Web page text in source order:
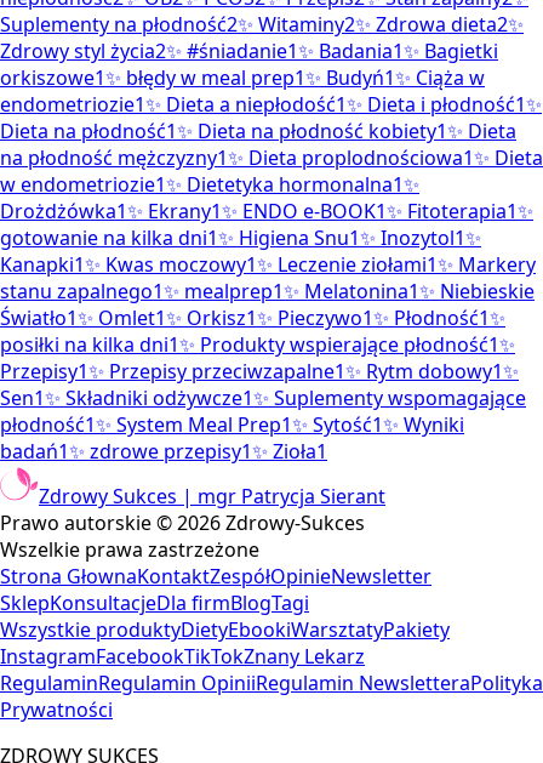
Suplementy na płodność2✨ Witaminy2✨ Zdrowa dieta2✨
Zdrowy styl życia2✨ #śniadanie1✨ Badania1✨ Bagietki
orkiszowe1✨ błędy w meal prep1✨ Budyń1✨ Ciąża w
endometriozie1✨ Dieta a niepłodość1✨ Dieta i płodność1✨
Dieta na płodność1✨ Dieta na płodność kobiety1✨ Dieta
na płodność mężczyzny1✨ Dieta proplodnościowa1✨ Dieta
w endometriozie1✨ Dietetyka hormonalna1✨
Drożdżówka1✨ Ekrany1✨ ENDO e-BOOK1✨ Fitoterapia1✨
gotowanie na kilka dni1✨ Higiena Snu1✨ Inozytol1✨
Kanapki1✨ Kwas moczowy1✨ Leczenie ziołami1✨ Markery
stanu zapalnego1✨ mealprep1✨ Melatonina1✨ Niebieskie
Światło1✨ Omlet1✨ Orkisz1✨ Pieczywo1✨ Płodność1✨
posiłki na kilka dni1✨ Produkty wspierające płodność1✨
Przepisy1✨ Przepisy przeciwzapalne1✨ Rytm dobowy1✨
Sen1✨ Składniki odżywcze1✨ Suplementy wspomagające
płodność1✨ System Meal Prep1✨ Sytość1✨ Wyniki
badań1✨ zdrowe przepisy1✨ Zioła1
Zdrowy Sukces | mgr Patrycja Sierant
Prawo autorskie ©2026Zdrowy-Sukces
Wszelkie prawa zastrzeżone
Strona GłownaKontaktZespółOpinieNewsletter
SklepKonsultacjeDla firmBlogTagi
Wszystkie produktyDietyEbookiWarsztatyPakiety
InstagramFacebookTikTokZnany Lekarz
RegulaminRegulamin OpiniiRegulamin NewsletteraPolityka
Prywatności
ZDROWY SUKCES